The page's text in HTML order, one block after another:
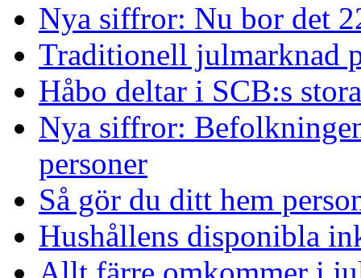
Nya siffror: Nu bor det
Traditionell julmarknad
Håbo deltar i SCB:s
Nya siffror:
personer
Så gör du ditt hem
Hushållens disponibla